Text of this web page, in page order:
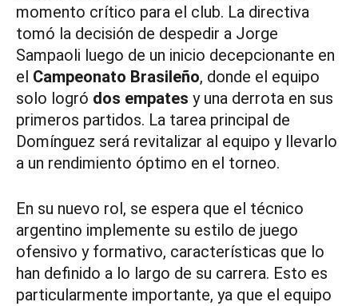
momento crítico para el club. La directiva
tomó la decisión de despedir a Jorge
Sampaoli luego de un inicio decepcionante en
el Campeonato Brasileño, donde el equipo
solo logró dos empates y una derrota en sus
primeros partidos. La tarea principal de
Domínguez será revitalizar al equipo y llevarlo
a un rendimiento óptimo en el torneo.
En su nuevo rol, se espera que el técnico
argentino implemente su estilo de juego
ofensivo y formativo, características que lo
han definido a lo largo de su carrera. Esto es
particularmente importante, ya que el equipo